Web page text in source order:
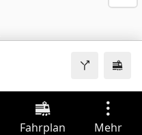
Fahrplan Mehr